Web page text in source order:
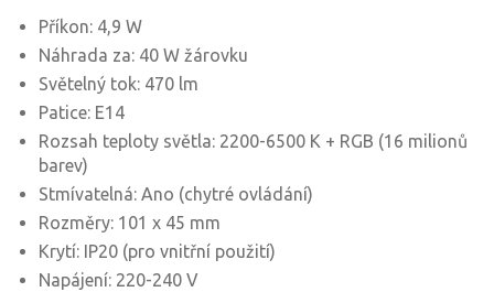
Příkon: 4,9 W
Náhrada za: 40 W žárovku
Světelný tok: 470 lm
Patice: E14
Rozsah teploty světla: 2200-6500 K + RGB (16 milionů
barev)
Stmívatelná: Ano (chytré ovládání)
Rozměry: 101 x 45 mm
Krytí: IP20 (pro vnitřní použití)
Napájení: 220-240 V